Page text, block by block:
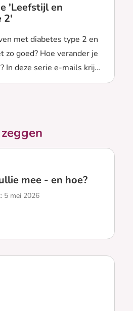
'Leefstijl en
2'
met diabetes type 2 en
zo goed? Hoe verander je
In deze serie e-mails krijg
om je nieuwe leefstijl
e-mailserie 'Leefstijl en diabetes
mee - en hoe?
5 mei 2026
dragen jullie mee - en hoe?